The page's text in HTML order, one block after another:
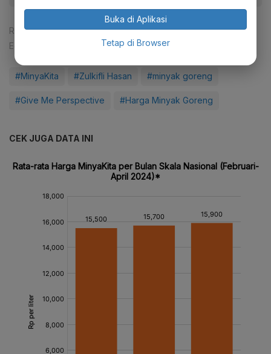
Reporter: Andi M. Arief
Editor:
#MinyaKita #Zulkifli Hasan #minyak goreng
#Give Me Perspective #Harga Minyak Goreng
CEK JUGA DATA INI
Buka di Aplikasi
Tetap di Browser